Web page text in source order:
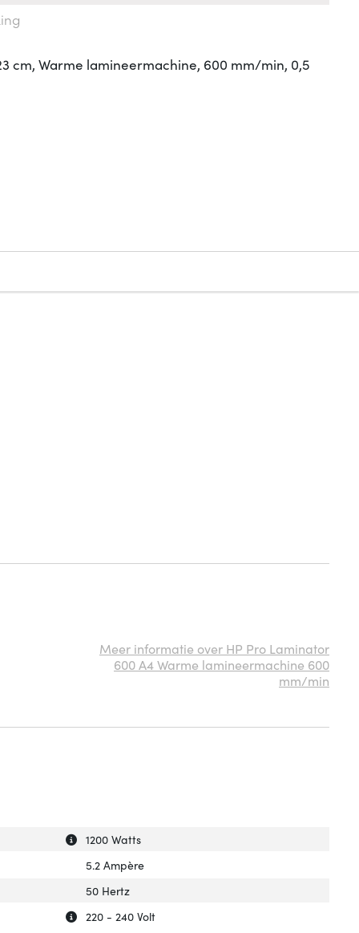
cm, Warme lamineermachine, 600 mm/min, 0,5
Meer informatie over HP Pro Laminator
600 A4 Warme lamineermachine 600
mm/min
Uitleg over 'Stroomverbruik (typisch)'
Verberg uitleg over 'Stroomverbruik (typisch)'
1200 Watts
5.2 Ampère
50 Hertz
Uitleg over 'AC-ingangsspanning'
Verberg uitleg over 'AC-ingangsspanning'
220 - 240 Volt